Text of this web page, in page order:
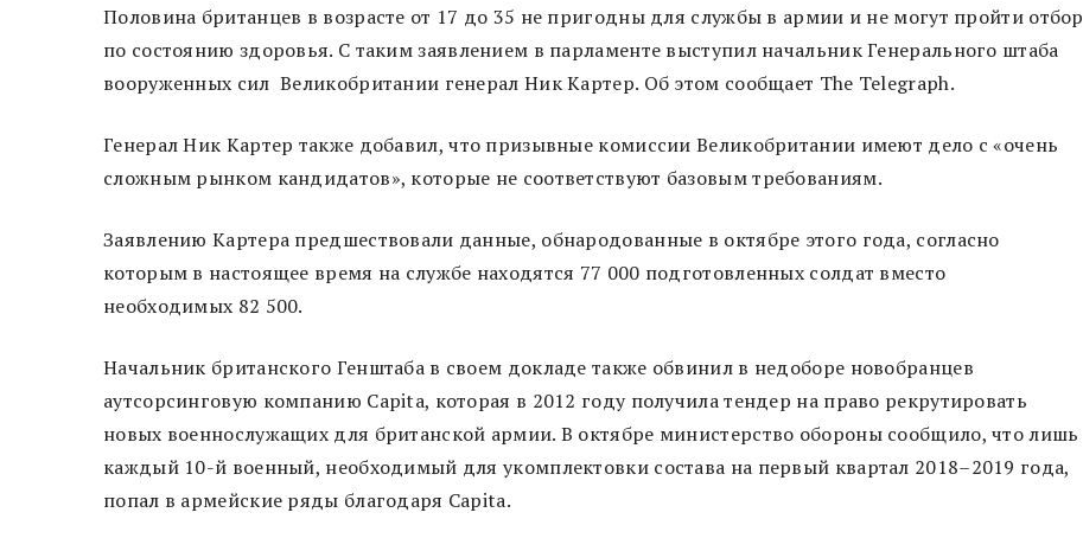
Половина британцев в возрасте от 17 до 35 не пригодны для службы в армии и не могут пройти отбор
по состоянию здоровья. С таким заявлением в парламенте выступил начальник Генерального штаба
вооруженных сил Великобритании генерал Ник Картер. Об этом сообщает The Telegraph.
Генерал Ник Картер также добавил, что призывные комиссии Великобритании имеют дело с «очень
сложным рынком кандидатов», которые не соответствуют базовым требованиям.
Заявлению Картера предшествовали данные, обнародованные в октябре этого года, согласно
которым в настоящее время на службе находятся 77 000 подготовленных солдат вместо
необходимых 82 500.
Начальник британского Генштаба в своем докладе также обвинил в недоборе новобранцев
аутсорсинговую компанию Capita, которая в 2012 году получила тендер на право рекрутировать
новых военнослужащих для британской армии. В октябре министерство обороны сообщило, что лишь
каждый 10-й военный, необходимый для укомплектовки состава на первый квартал 2018–2019 года,
попал в армейские ряды благодаря Capita.